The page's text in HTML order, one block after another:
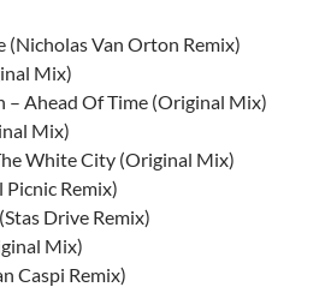
(Nicholas Van Orton Remix)
Mix)
Ahead Of Time (Original Mix)
Mix)
White City (Original Mix)
Picnic Remix)
Drive Remix)
Mix)
Caspi Remix)